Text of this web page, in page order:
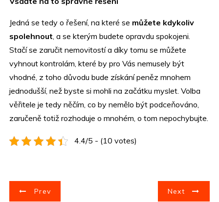
Jedná se tedy o řešení, na které se můžete kdykoliv
spolehnout, a se kterým budete opravdu spokojeni.
Stačí se zaručit nemovitostí a díky tomu se můžete
vyhnout kontrolám, které by pro Vás nemusely být
vhodné, z toho důvodu bude získání peněz mnohem
jednodušší, než byste si mohli na začátku myslet. Volba
věřitele je tedy něčím, co by nemělo být podceňováno,
zaručeně totiž rozhoduje o mnohém, o tom nepochybujte.
4.4/5 - (10 votes)
N
Prev Next